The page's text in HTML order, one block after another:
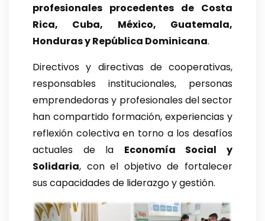
profesionales procedentes de Costa
Rica, Cuba, México, Guatemala,
Honduras y República Dominicana.
Directivos y directivas de cooperativas,
responsables institucionales, personas
emprendedoras y profesionales del sector
han compartido formación, experiencias y
reflexión colectiva en torno a los desafíos
actuales de la Economía Social y
Solidaria, con el objetivo de fortalecer
sus capacidades de liderazgo y gestión.